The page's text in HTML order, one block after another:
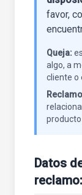
favor,
Queja:
algo, a
cliente o
producto
Datos
reclamo: